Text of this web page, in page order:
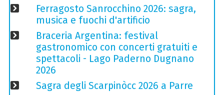
Ferragosto Sanrocchino 2026: sagra,
musica e fuochi d'artificio
Braceria Argentina: festival
gastronomico con concerti gratuiti e
spettacoli - Lago Paderno Dugnano
2026
Sagra degli Scarpinòcc 2026 a Parre